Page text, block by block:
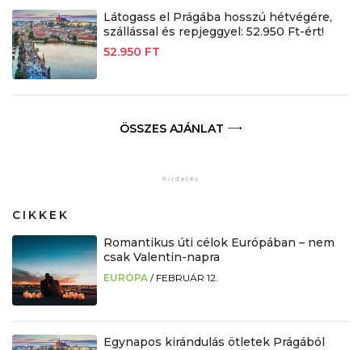
Látogass el Prágába hosszú hétvégére,
szállással és repjeggyel: 52.950 Ft-ért!
52.950 FT
ÖSSZES AJÁNLAT
CIKKEK
Romantikus úti célok Európában – nem
csak Valentin-napra
EURÓPA / FEBRUÁR 12.
Egynapos kirándulás ötletek Prágából